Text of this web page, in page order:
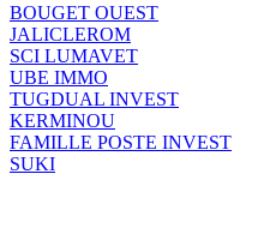
BOUGET OUEST
JALICLEROM
SCI LUMAVET
UBE IMMO
TUGDUAL INVEST
KERMINOU
FAMILLE POSTE INVEST
SUKI